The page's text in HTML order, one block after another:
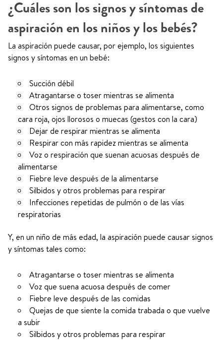
¿Cuáles son los signos y síntomas de
aspiración en los niños y los bebés?
La aspiración puede causar, por ejemplo, los siguientes
signos y síntomas en un bebé:
Succión débil
Atragantarse o toser mientras se alimenta
Otros signos de problemas para alimentarse, como
cara roja, ojos llorosos o muecas (gestos con la cara)
Dejar de respirar mientras se alimenta
Respirar con más rapidez mientras se alimenta
Voz o respiración que suenan acuosas después de
alimentarse
Fiebre leve después de la alimentarse
Silbidos y otros problemas para respirar
Infecciones repetidas de pulmón o de las vías
respiratorias
Y, en un niño de más edad, la aspiración puede causar signos
y síntomas tales como:
Atragantarse o toser mientras se alimenta
Voz que suena acuosa después de comer
Fiebre leve después de las comidas
Quejas de que siente la comida trabada o que vuelve
a subir
Silbidos y otros problemas para respirar